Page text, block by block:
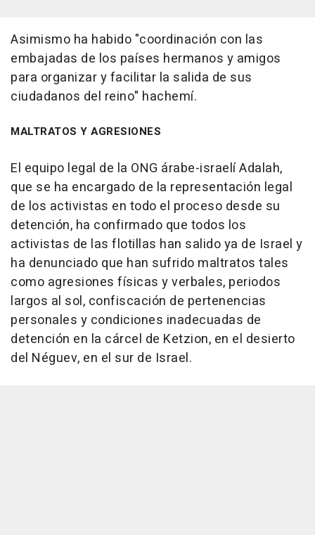
Asimismo ha habido "coordinación con las
embajadas de los países hermanos y amigos
para organizar y facilitar la salida de sus
ciudadanos del reino" hachemí.
MALTRATOS Y AGRESIONES
El equipo legal de la ONG árabe-israelí Adalah,
que se ha encargado de la representación legal
de los activistas en todo el proceso desde su
detención, ha confirmado que todos los
activistas de las flotillas han salido ya de Israel y
ha denunciado que han sufrido maltratos tales
como agresiones físicas y verbales, periodos
largos al sol, confiscación de pertenencias
personales y condiciones inadecuadas de
detención en la cárcel de Ketzion, en el desierto
del Néguev, en el sur de Israel.